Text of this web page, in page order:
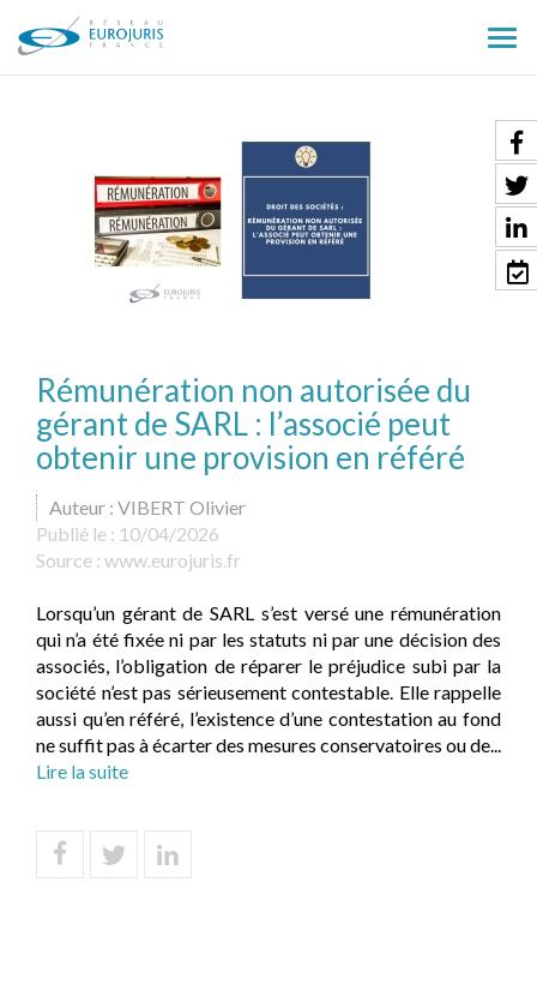
le
Rémunération non autorisée du
gérant de SARL : l’associé peut
obtenir une provision en référé
Auteur : VIBERT Olivier
Publié le : 10/04/2026
Source : www.eurojuris.fr
Lorsqu’un gérant de SARL s’est versé une rémunération
qui n’a été fixée ni par les statuts ni par une décision des
associés, l’obligation de réparer le préjudice subi par la
société n’est pas sérieusement contestable. Elle rappelle
aussi qu’en référé, l’existence d’une contestation au fond
ne suffit pas à écarter des mesures conservatoires ou de...
Lire la suite